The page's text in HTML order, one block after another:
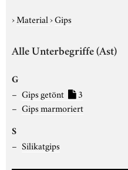
›Material›Gips
Alle Unterbegriffe (Ast)
G
Gips getönt
3
Gips marmoriert
S
Silikatgips